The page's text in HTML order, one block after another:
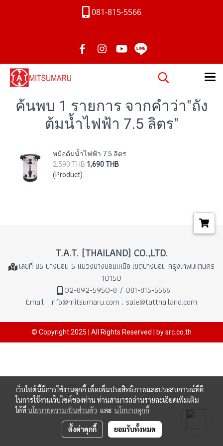
081-815-5566
ค้นพบ 1 รายการ จากคำว่า"ถัง
ต้มน้ำไฟฟ้า 7.5 ลิตร"
หม้อต้มน้ำไฟฟ้า 7.5 ลิตร
2,590 THB 1,690 THB
(Product)
T.A.T. (THAILAND) CO.,LTD.
เลขที่ 85 บางบอน 5 แขวงบางบอนเหนือ เขตบางบอน กรุงเทพมหานคร
10150
02-892-5950-8 / 081-815-5566
Email : info@mitsumaru.com , sale@tatthailand.com
© Copyright 2025 | All Rights Reserved | by src.co.th
เว็บไซต์นี้มีการใช้งานคุกกี้ เพื่อเพิ่มประสิทธิภาพและประสบการณ์ที่ดี
ในการใช้งานเว็บไซต์ของท่าน ท่านสามารถอ่านรายละเอียดเพิ่มเติม
ได้ที่นโยบายความเป็นส่วนตัว และ นโยบายคุกกี้
ตั้งค่าคุกกี้ ยอมรับทั้งหมด